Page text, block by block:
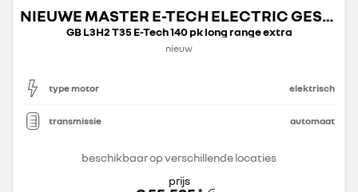
NIEUWE MASTER E-TECH ELECTRIC GESLOTEN TRANSPORT
GB L3H2 T35 E-Tech 140 pk long range extra
nieuw
type motor elektrisch
transmissie automaat
beschikbaar op verschillende locaties
prijs